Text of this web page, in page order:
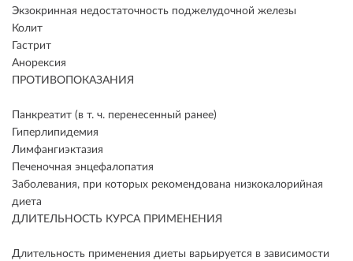
Экзокринная недостаточность поджелудочной железы
Колит
Гастрит
Анорексия
ПРОТИВОПОКАЗАНИЯ
Панкреатит (в т. ч. перенесенный ранее)
Гиперлипидемия
Лимфангиэктазия
Печеночная энцефалопатия
Заболевания, при которых рекомендована низкокалорийная
диета
ДЛИТЕЛЬНОСТЬ КУРСА ПРИМЕНЕНИЯ
Длительность применения диеты варьируется в зависимости